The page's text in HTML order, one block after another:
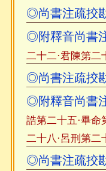
◎尚書注疏挍
◎附釋音尚書
二十二·君陳第二
◎尚書注疏挍
◎附釋音尚書
誥第二十五·畢命
二十八·呂刑第二
◎尚書注疏挍